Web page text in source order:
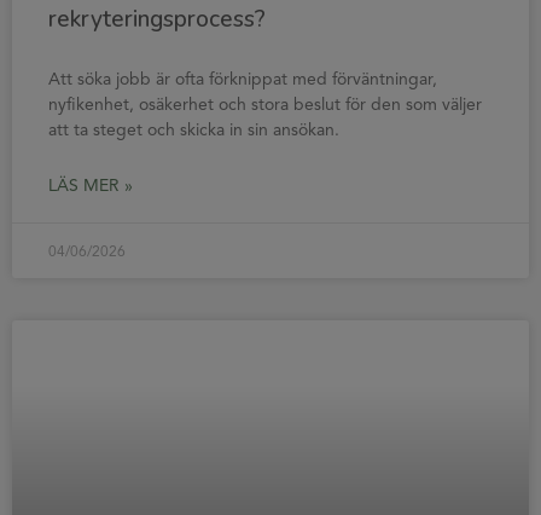
rekryteringsprocess?
Att söka jobb är ofta förknippat med förväntningar,
nyfikenhet, osäkerhet och stora beslut för den som väljer
att ta steget och skicka in sin ansökan.
LÄS MER »
04/06/2026